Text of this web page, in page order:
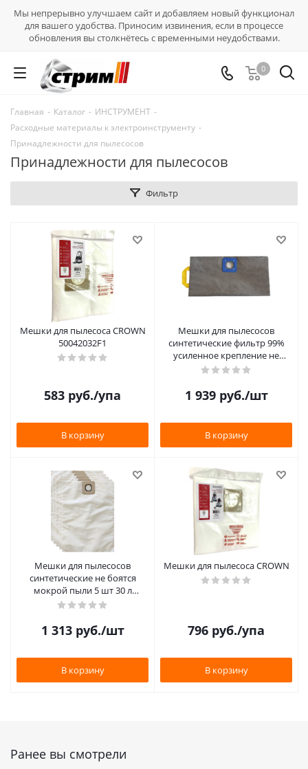
Мы непрерывно улучшаем сайт и добавляем новый функционал
для вашего удобства. Приносим извинения, если в процессе
обновления вы столкнётесь с временными неудобствами.
0
Главная - Каталог - ИНСТРУМЕНТ -
Расходные материалы к электроинструменту -
Принадлежности для пылесосов
Принадлежности для пылесосов
Фильтр
Мешки для пылесоса CROWN
50042032F1
583 руб./упа
В корзину
Мешки для пылесосов
синтетические фильтр 99%
усиленное крепление не
боятся мокрой пыли 30 л
1 939руб./шт
В корзину
Мешки для пылесосов
синтетические не боятся
мокрой пыли 5 шт 30 л
MAXPILER
1 313руб./шт
В корзину
Мешки для пылесоса CROWN
796 руб./упа
В корзину
Ранее вы смотрели